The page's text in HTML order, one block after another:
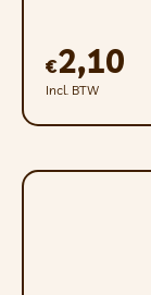
€2,10
Incl. BTW